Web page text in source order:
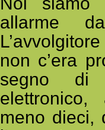
allarme
non c’era
segno di
meno dieci,